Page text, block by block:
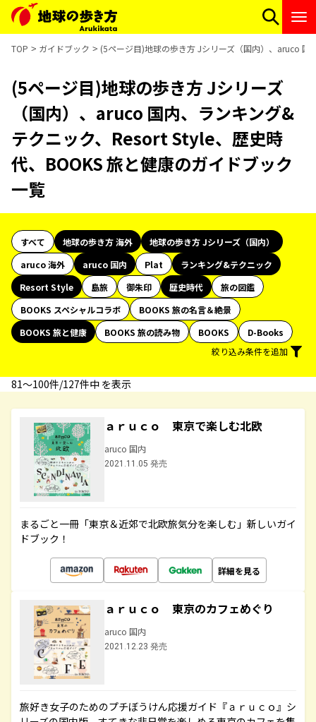
TOP ガイドブック (5ページ目)地球の歩き方 Jシリーズ（国内）、aruco
(5ページ目)地球の歩き方 Jシリーズ
（国内）、aruco 国内、ランキング&
テクニック、Resort Style、歴史時
代、BOOKS 旅と健康のガイドブック
一覧
すべて 地球の歩き方 海外
地球の歩き方 Jシリーズ（国内）
aruco 海外
aruco 国内 Plat
ランキング&テクニック
Resort Style
島旅 御朱印 歴史時代
旅の図鑑
BOOKS スペシャルコラボ
BOOKS 旅の名言＆絶景
BOOKS 旅と健康
BOOKS 旅の読み物 BOOKS
D-Books
絞り込み条件を追加
81〜100件/127件中 を表示
ａｒｕｃｏ 東京で楽しむ北欧
aruco 国内
2021.11.05 発売
まるごと一冊「東京＆近郊で北欧旅気分を楽しむ」新しいガイ
ドブック！
詳細を見る
ａｒｕｃｏ 東京のカフェめぐり
aruco 国内
2021.12.23 発売
旅好き女子のためのプチぼうけん応援ガイド『ａｒｕｃｏ』シ